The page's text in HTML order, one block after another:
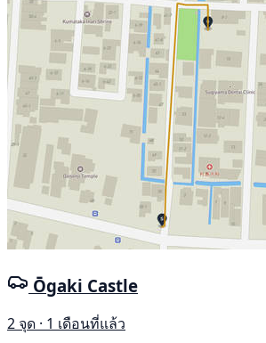
Ōgaki Castle
2 จุด · 1 เดือนที่แล้ว